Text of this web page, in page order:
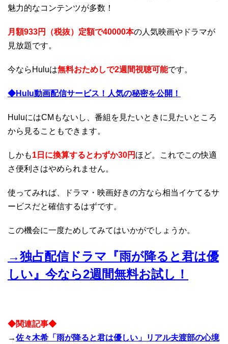
魅力的なコンテンツが多数！
月額933円（税抜）定額で40000本の人気映画やドラマが
見放題です。
今ならHuluは無料おためしで2週間視聴可能です。
◆Hulu動画配信サービス！人気の秘密を公開！
HuluにはCMもないし、番組を見たいときに見たいところ
から見ることもできます。
しかも1日に換算するとわずか30円 ほど。これでこの快適
さ便利さはやめられません。
使ってみれば、ドラマ・映画好きの方なら相当イケてるサ
ービスだと確信するはずです。
この機会に一度ためしてみてはいかがでしょうか。
→独占配信ドラマ『雨が降ると君は優
しい』今なら2週間無料お試し！
◆関連記事◆
→佐々木希「雨が降ると君は優しい」リアル夫渡部の心境